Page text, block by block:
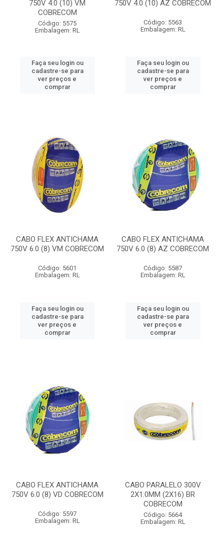
750V 4.0 (10) VM
COBRECOM
Código: 5575
Embalagem: RL
Faça seu login ou
cadastre-se para
ver preços e
comprar
750V 4.0 (10) AZ COBRECOM
Código: 5563
Embalagem: RL
Faça seu login ou
cadastre-se para
ver preços e
comprar
CABO FLEX ANTICHAMA
750V 6.0 (8) VM COBRECOM
Código: 5601
Embalagem: RL
Faça seu login ou
cadastre-se para
ver preços e
comprar
CABO FLEX ANTICHAMA
750V 6.0 (8) AZ COBRECOM
Código: 5587
Embalagem: RL
Faça seu login ou
cadastre-se para
ver preços e
comprar
CABO FLEX ANTICHAMA
750V 6.0 (8) VD COBRECOM
Código: 5597
Embalagem: RL
CABO PARALELO 300V
2X1.0MM (2X16) BR
COBRECOM
Código: 5664
Embalagem: RL